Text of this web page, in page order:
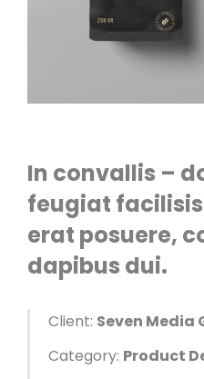
In convallis –
feugiat
erat posuere,
dapibus dui.
Client: Seven Media
Category: Product